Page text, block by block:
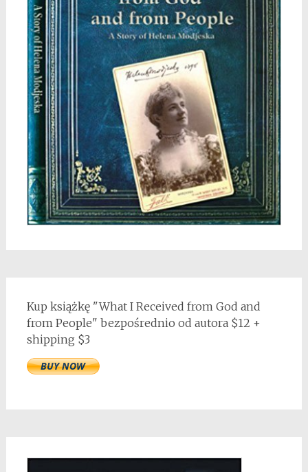
Kup książkę "What I Received from God and
from People" bezpośrednio od autora $12 +
shipping $3